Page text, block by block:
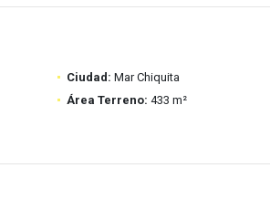
Ciudad: Mar Chiquita
Área Terreno: 433 m²